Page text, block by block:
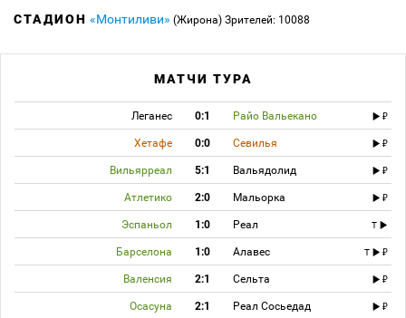
СТАДИОН «Монтиливи» (Жирона) Зрителей: 10088
МАТЧИ ТУРА
Леганес 0:1 Райо Вальекано
Хетафе 0:0 Севилья
Вильярреал 5:1 Вальядолид
Атлетико 2:0 Мальорка
Эспаньол 1:0 Реал T
Барселона 1:0 Алавес T
Валенсия 2:1 Сельта
Осасуна 2:1 Реал Сосьедад